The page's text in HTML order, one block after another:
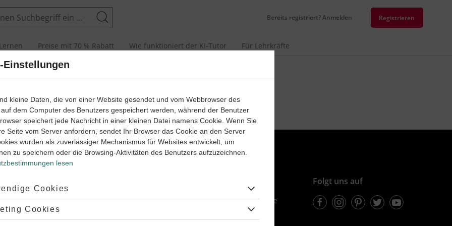
Bereits registriert? Anmelden Registrieren
Suchen
Preise mit 70 % Rabatt Wie funktioniert der KI-Tutor Für Lehrkräfte
und Abiturprüfungen
du’s richtig!
kundenservice@learnattack.de
Folgt uns auf
FacebookInstagramPinterestTwitterYoutube
Einstellungen
kleine Daten, die von einer Website gesendet und vom Webbrowser des
dem Computer des Benutzers gespeichert werden, während der Benutzer
speichert jede Nachricht in einer kleinen Datei namens Cookie. Wenn Sie
Seite vom Server anfordern, sendet Ihr Browser das Cookie an den Server
wurden als zuverlässiger Mechanismus für Websites entwickelt, um
zu speichern oder die Browsing-Aktivitäten des Benutzers aufzuzeichnen.
lesen
Cookies
Cookies